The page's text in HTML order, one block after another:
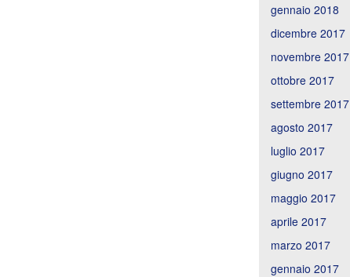
gennaio 2018
dicembre 2017
novembre 2017
ottobre 2017
settembre 2017
agosto 2017
luglio 2017
giugno 2017
maggio 2017
aprile 2017
marzo 2017
gennaio 2017